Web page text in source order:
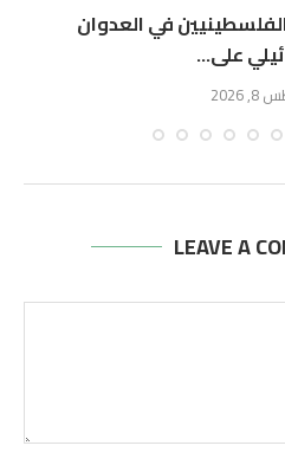
في العدوان
على...
LEAVE A